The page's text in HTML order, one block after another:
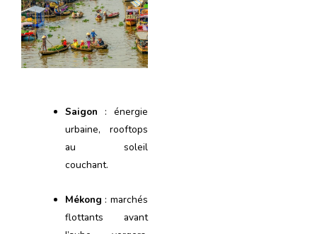
Saigon : énergie
urbaine, rooftops
au soleil
couchant.
Mékong : marchés
flottants avant